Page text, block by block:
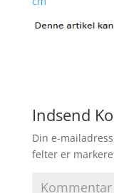
Indsend
Din e-
felter er